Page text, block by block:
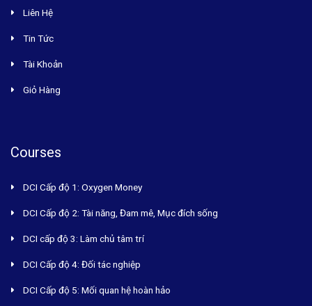
Liên Hệ
Tin Tức
Tài Khoản
Giỏ Hàng
Courses
DCI Cấp độ 1: Oxygen Money
DCI Cấp độ 2: Tài năng, Đam mê, Mục đích sống
DCI cấp độ 3: Làm chủ tâm trí
DCI Cấp độ 4: Đối tác nghiệp
DCI Cấp độ 5: Mối quan hệ hoàn hảo